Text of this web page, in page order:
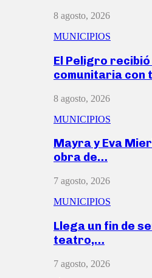
8 agosto, 2026
MUNICIPIOS
El Peligro
comunitaria con
8 agosto, 2026
MUNICIPIOS
Mayra y Eva
obra de…
7 agosto, 2026
MUNICIPIOS
Llega un fin de
teatro,…
7 agosto, 2026